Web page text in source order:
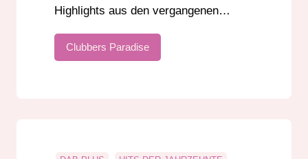
Highlights aus den vergangenen…
Clubbers Paradise